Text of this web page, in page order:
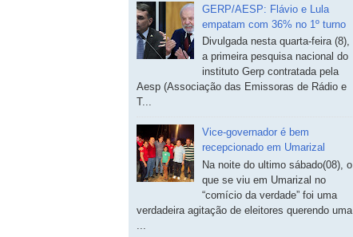
GERP/AESP: Flávio e Lula
empatam com 36% no 1º turno
Divulgada nesta quarta-feira (8),
a primeira pesquisa nacional do
instituto Gerp contratada pela
Aesp (Associação das Emissoras de Rádio e
T...
Vice-governador é bem
recepcionado em Umarizal
Na noite do ultimo sábado(08), o
que se viu em Umarizal no
“comício da verdade” foi uma
verdadeira agitação de eleitores querendo uma